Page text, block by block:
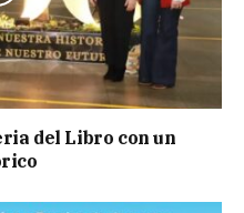
del Libro con un